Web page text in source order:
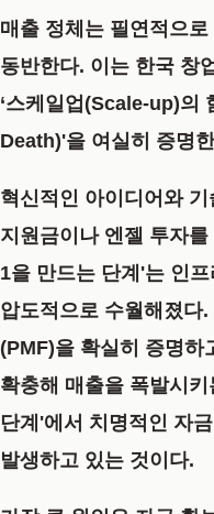
매출 정체는 필연적으
동반한다. 이는 한국 창
‘스케일업(Scale-up)의
Death)'을 여실히 증명
혁신적인 아이디어와
지원금이나 엔젤 투자
1을 만드는 단계'는 인
압도적으로 수월해졌다
(PMF)을 확실히 증명하
확충해 매출을 폭발시
단계'에서 치명적인 자
발생하고 있는 것이다.